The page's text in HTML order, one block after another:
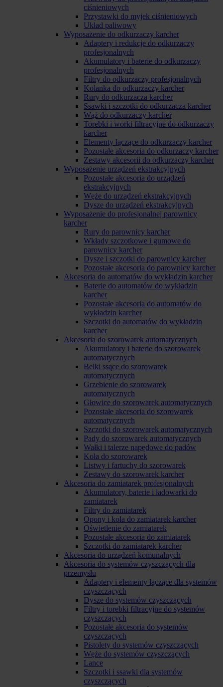
ciśnieniowych
Przystawki do myjek ciśnieniowych
Układ paliwowy
Wyposażenie do odkurzaczy karcher
Adaptery i redukcje do odkurzaczy
profesjonalnych
Akumulatory i baterie do odkurzaczy
profesjonalnych
Filtry do odkurzaczy profesjonalnych
Kolanka do odkurzaczy karcher
Rury do odkurzacza karcher
Ssawki i szczotki do odkurzacza karcher
Wąż do odkurzaczy karcher
Torebki i worki filtracyjne do odkurzaczy
karcher
Elementy łączące do odkurzaczy karcher
Pozostałe akcesoria do odkurzaczy karcher
Zestawy akcesorii do odkurzaczy karcher
Wyposażenie urządzeń ekstrakcyjnych
Pozostałe akcesoria do urządzeń
ekstrakcyjnych
Węże do urządzeń ekstrakcyjnych
Dysze do urządzeń ekstrakcyjnych
Wyposażenie do profesjonalnej parownicy
karcher
Rury do parownicy karcher
Wkłady szczotkowe i gumowe do
parownicy karcher
Dysze i szczotki do parownicy karcher
Pozostałe akcesoria do parownicy karcher
Akcesoria do automatów do wykładzin karcher
Baterie do automatów do wykładzin
karcher
Pozostałe akcesoria do automatów do
wykładzin karcher
Szczotki do automatów do wykładzin
karcher
Akcesoria do szorowarek automatycznych
Akumulatory i baterie do szorowarek
automatycznych
Belki ssące do szorowarek
automatycznych
Grzebienie do szorowarek
automatycznych
Głowice do szorowarek automatycznych
Pozostałe akcesoria do szorowarek
automatycznych
Szczotki do szorowarek automatycznych
Pady do szorowarek automatycznych
Wałki i talerze napędowe do padów
Koła do szorowarek
Listwy i fartuchy do szorowarek
Zestawy do szorowarek karcher
Akcesoria do zamiatarek profesjonalnych
Akumulatory, baterie i ładowarki do
zamiatarek
Filtry do zamiatarek
Opony i koła do zamiatarek karcher
Oświetlenie do zamiatarek
Pozostałe akcesoria do zamiatarek
Szczotki do zamiatarek karcher
Akcesoria do urządzeń komunalnych
Akcesoria do systemów czyszczących dla
przemysłu
Adaptery i elementy łączące dla systemów
czyszczących
Dysze do systemów czyszczących
Filtry i torebki filtracyjne do systemów
czyszczących
Pozostałe akcesoria do systemów
czyszczących
Pistolety do systemów czyszczących
Węże do systemów czyszczących
Lance
Szczotki i ssawki dla systemów
czyszczących